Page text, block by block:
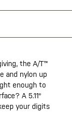
the A/T™
and nylon up
enough to
A 5.11®
your digits